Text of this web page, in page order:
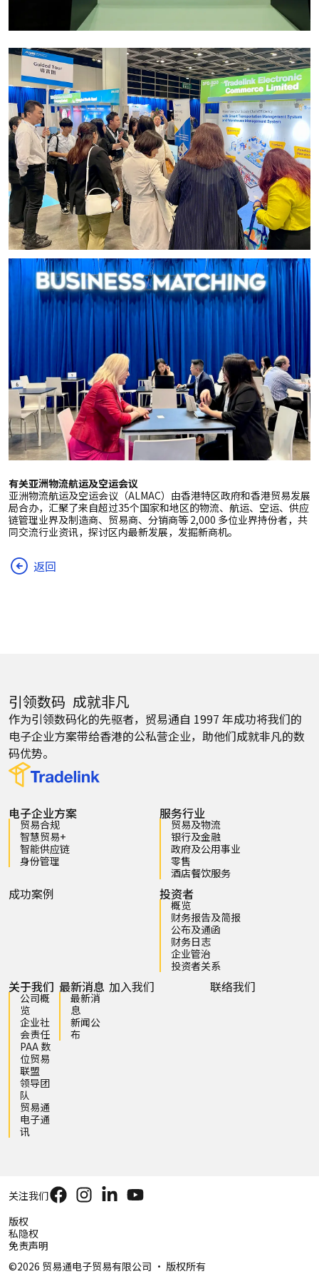
有关亚洲物流航运及空运会议
亚洲物流航运及空运会议（ALMAC）由香港特区政府和香港贸易发展
局合办，汇聚了来自超过35个国家和地区的物流、航运、空运、供应
链管理业界及制造商、贸易商、分销商等 2,000 多位业界持份者，共
同交流行业资讯，探讨区内最新发展，发掘新商机。
返回
引领数码 成就非凡
作为引领数码化的先驱者，贸易通自 1997 年成功将我们的
电子企业方案带给香港的公私营企业，助他们成就非凡的数
码优势。
电子企业方案
贸易合规
智慧贸易+
智能供应链
身份管理
服务行业
贸易及物流
银行及金融
政府及公用事业
零售
酒店餐饮服务
成功案例 投资者
概览
财务报告及简报
公布及通函
财务日志
企业管治
投资者关系
关于我们
公司概
览
企业社
会责任
PAA 数
位贸易
联盟
领导团
队
贸易通
电子通
讯
最新消息
最新消
息
新闻公
布
加入我们 联络我们
©2026 贸易通电子贸易有限公司 ‧ 版权所有
版权
私隐权
免责声明
关注我们